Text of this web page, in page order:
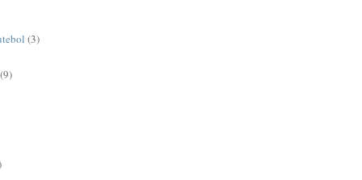
(3)
(9)